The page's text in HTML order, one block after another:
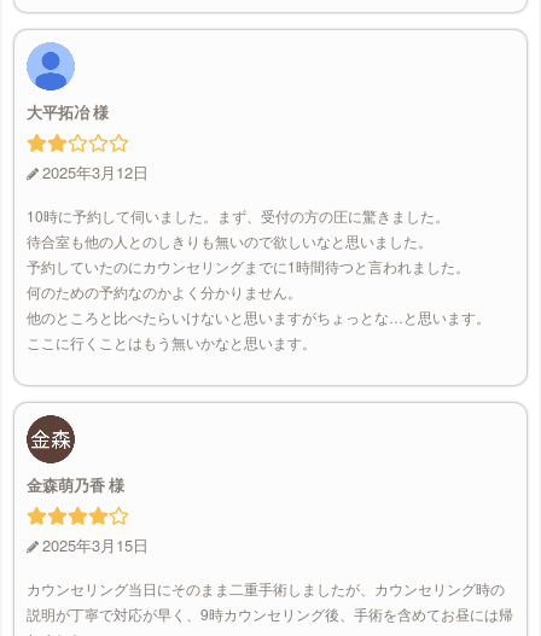
大平拓冶
2025年3月12日
10時に予約して伺いました。まず、受付の方の圧に驚きました。
待合室も他の人とのしきりも無いので欲しいなと思いました。
予約していたのにカウンセリングまでに1時間待つと言われました。
何のための予約なのかよく分かりません。
他のところと比べたらいけないと思いますがちょっとな…と思います。
ここに行くことはもう無いかなと思います。
金森萌乃香
2025年3月15日
カウンセリング当日にそのまま二重手術しましたが、カウンセリング時の
説明が丁寧で対応が早く、9時カウンセリング後、手術を含めてお昼には帰